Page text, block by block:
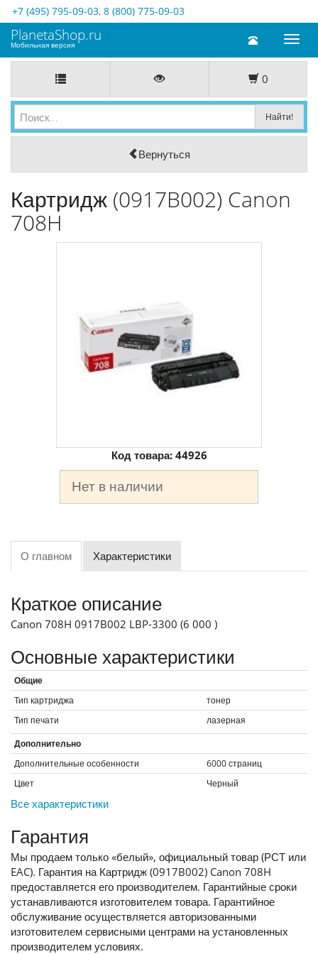
+7 (495) 795-09-03, 8 (800) 775-09-03
Toggle
PlanetaShop.ru
Мобильная версия
0
Вернуться
Картридж (0917B002) Canon
708H
Код товара: 44926
Нет в наличии
О главном Характеристики
Краткое описание
Canon 708H 0917B002 LBP-3300 (6 000 )
Основные характеристики
Общие
Тип картриджа
тонер
Тип печати
лазерная
Дополнительно
Дополнительные особенности
6000 страниц
Цвет
Черный
Все характеристики
Гарантия
Мы продаем только «белый», официальный товар (РСТ или
EAC). Гарантия на Картридж (0917B002) Canon 708H
предоставляется его производителем. Гарантийные сроки
устанавливаются изготовителем товара. Гарантийное
обслуживание осуществляется авторизованными
изготовителем сервисными центрами на установленных
производителем условиях.